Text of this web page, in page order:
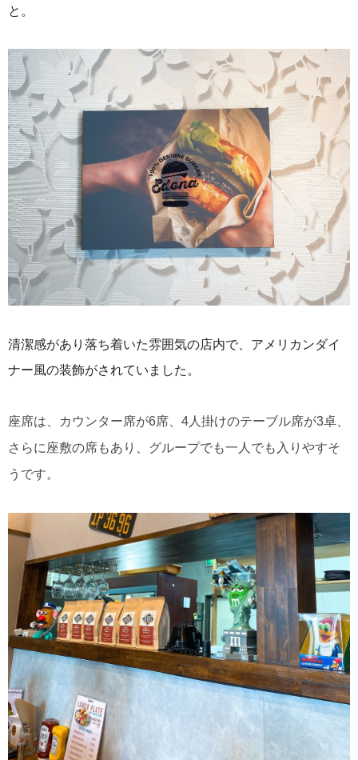
と。
清潔感があり 落ち着いた雰囲気の店内で、 アメリカンダイ
ナー風の装飾がされていました。
座席は、カウンター席が6席、4人掛けのテーブル席が3卓、
さらに座敷の席もあり、グループでも一人でも入りやすそ
うです。